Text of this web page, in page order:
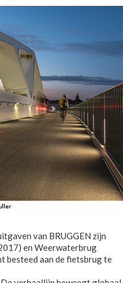
van BRUGGEN zijn
en Weerwaterbrug
besteed aan de fietsbrug te